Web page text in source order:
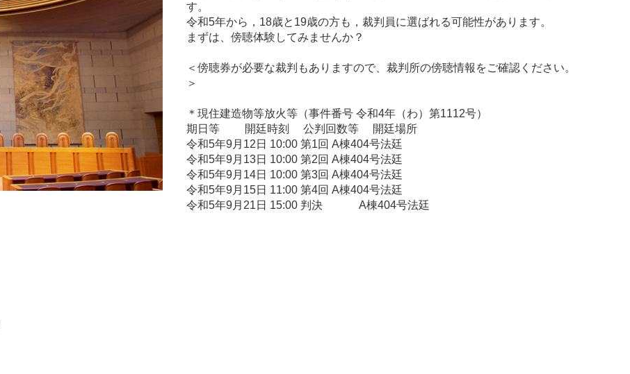
す。
令和5年から，18歳と19歳の方も，裁判員に選ばれる可能性があります。
まずは、傍聴体験してみませんか？
＜傍聴券が必要な裁判もありますので、裁判所の傍聴情報をご確認ください。
＞
＊現住建造物等放火等（事件番号 令和4年（わ）第1112号）
期日等 開廷時刻 公判回数等 開廷場所
令和5年9月12日 10:00 第1回 A棟404号法廷
令和5年9月13日 10:00 第2回 A棟404号法廷
令和5年9月14日 10:00 第3回 A棟404号法廷
令和5年9月15日 11:00 第4回 A棟404号法廷
令和5年9月21日 15:00 判決 A棟404号法廷